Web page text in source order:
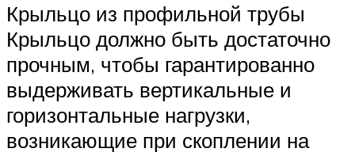
Крыльцо из профильной трубы
Крыльцо должно быть достаточно
прочным, чтобы гарантированно
выдерживать вертикальные и
горизонтальные нагрузки,
возникающие при скоплении на